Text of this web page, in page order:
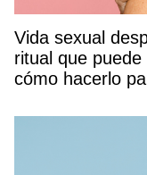
Vida sexual
ritual que
cómo hacerlo